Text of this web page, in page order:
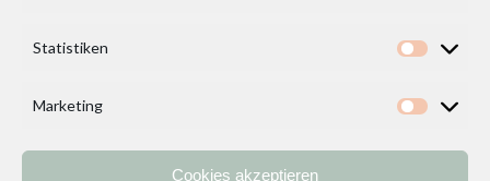
Statistiken
Marketing
Cookies akzeptieren